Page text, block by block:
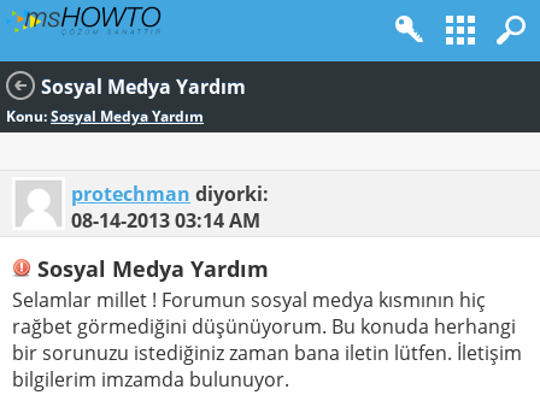
Sosyal Medya Yardım
Konu:Sosyal Medya Yardım
protechman diyorki:
08-14-201303:14 AM
Sosyal Medya Yardım
Selamlar millet ! Forumun sosyal medya kısmının hiç
rağbet görmediğini düşünüyorum. Bu konuda herhangi
bir sorunuzu istediğiniz zaman bana iletin lütfen. İletişim
bilgilerim imzamda bulunuyor.